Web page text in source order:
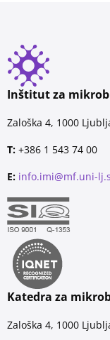
Inštitut za
Zaloška 4, 1000
T: +386 1 543 74 00
E: info.imi@mf.uni-
Katedra za
Zaloška 4, 1000